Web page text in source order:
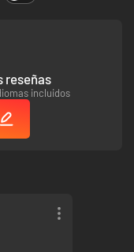
reseñas
incluidos